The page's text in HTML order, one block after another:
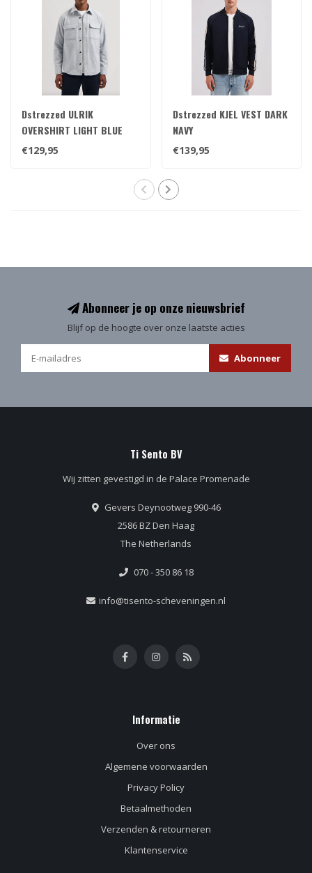
Dstrezzed ULRIK
OVERSHIRT LIGHT BLUE
€129,95
Dstrezzed KJEL VEST DARK
NAVY
€139,95
Abonneer je op onze nieuwsbrief
Blijf op de hoogte over onze laatste acties
Abonneer
Ti Sento BV
Wij zitten gevestigd in de Palace Promenade
Gevers Deynootweg 990-46
2586 BZ Den Haag
The Netherlands
070 - 350 86 18
info@tisento-scheveningen.nl
Informatie
Over ons
Algemene voorwaarden
Privacy Policy
Betaalmethoden
Verzenden & retourneren
Klantenservice